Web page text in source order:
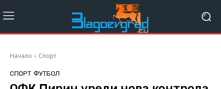
Начало Спорт
СПОРТ ФУТБОЛ